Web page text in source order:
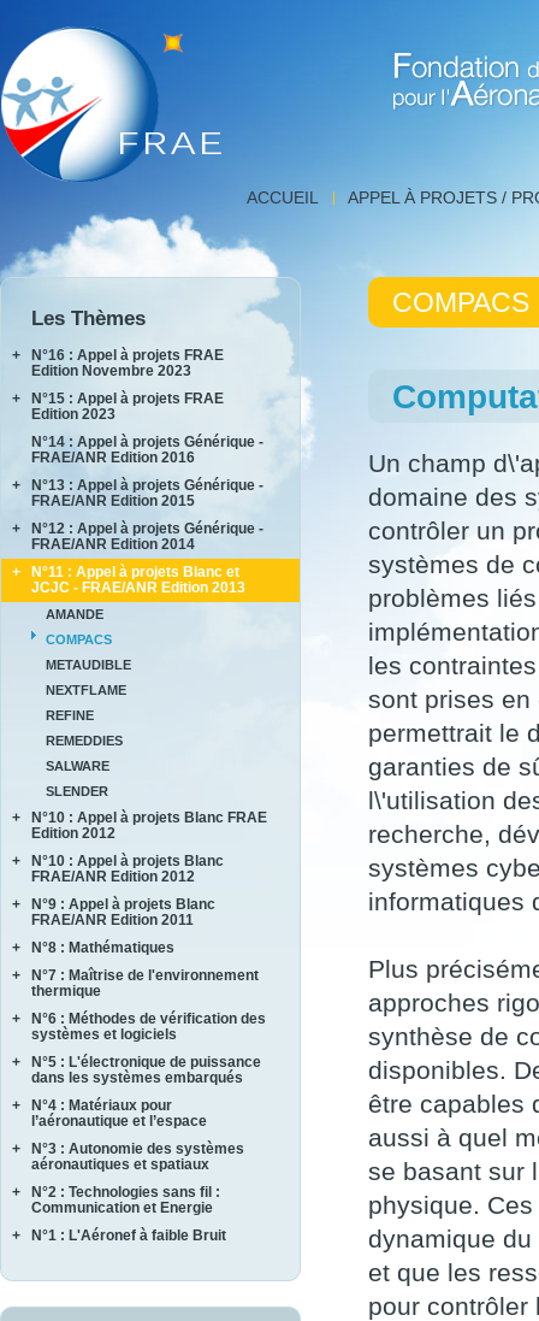
Détail
FNRAE
Fondation
de
Recherche
l'Aéronautique
l'Espace
ACCUEIL APPEL À PROJETS /
Les Thèmes
+
N°16 : Appel à projets FRAE
Edition Novembre 2023
INPACT
RAKEL
+
N°15 : Appel à projets FRAE
Edition 2023
AIDEAS
AIxIA
N°14 : Appel à projets Générique -
FRAE/ANR Edition 2016
+
N°13 : Appel à projets Générique -
FRAE/ANR Edition 2015
AIRTIUS
BRENNUS
COVERIF
FA2SCINAE
+
N°12 : Appel à projets Générique -
FRAE/ANR Edition 2014
ANVES
HighS-Ti
M-SCOT
MAPEE
MORE4LESS
OPTIMUM
SUB SUPER JET
TIMBER
+
N°11 : Appel à projets Blanc et
JCJC - FRAE/ANR Edition 2013
AMANDE
COMPACS
METAUDIBLE
NEXTFLAME
REFINE
REMEDDIES
SALWARE
SLENDER
+
N°10 : Appel à projets Blanc FRAE
Edition 2012
ACCITE
PARASOFT
SEMAFOR
+
N°10 : Appel à projets Blanc
FRAE/ANR Edition 2012
LIMICOS
+
N°9 : Appel à projets Blanc
FRAE/ANR Edition 2011
DISCERN
SePaCoDe
SONOBL
+ N°8 : Mathématiques
ECOSEA
IPPON
MEMORIA
+
N°7 : Maîtrise de l'environnement
thermique
ASTHER
COMIFO
MATRAS
STRASS
SYRTIPE
+
N°6 : Méthodes de vérification des
systèmes et logiciels
ALPROSE
ASCERT
CAVALE
SARDANES
+
N°5 : L'électronique de puissance
dans les systèmes embarqués
CASAREL
COTECH
EPAHT
FEMINA
+
N°4 : Matériaux pour
l’aéronautique et l’espace
AMFORTAS
CASSIS
CORTEC
+
N°3 : Autonomie des systèmes
aéronautiques et spatiaux
MARAE
NAVIFLOW
SCA2RS
+
N°2 : Technologies sans fil :
Communication et Energie
ASTRAL
FINEST
LIMA
+ N°1 : L'Aéronef à faible Bruit
COMPACS
Un champ
domaine des
contrôler un
systèmes de
problèmes
les
sont prises en
permettrait le
garanties de
l\'utilisation
recherche,
systèmes
informatiques
Plus
approches
synthèse de
disponibles.
être capables
aussi à quel
se basant sur
physique.
dynamique
et que les
pour contrôler